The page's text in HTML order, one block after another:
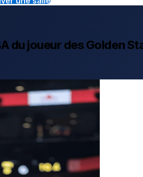
du joueur des Golden